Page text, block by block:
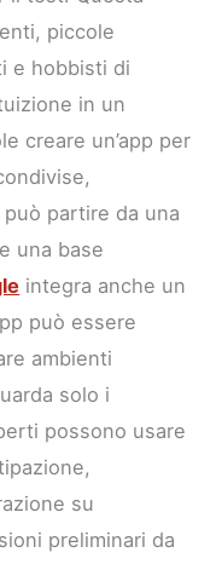
piccole
e hobbisti di
in un
creare un’app per
partire da una
una base
integra anche un
può essere
ambienti
solo i
possono usare
su
preliminari da